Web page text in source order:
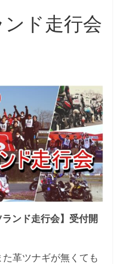
ド走行会
ンド走行会】受付開
革ツナギが無くても